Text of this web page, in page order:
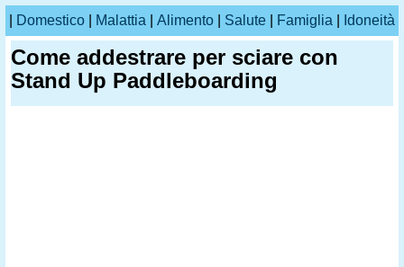
Domestico Malattia Alimento Salute Famiglia Idoneità
Come addestrare per sciare con
Stand Up Paddleboarding